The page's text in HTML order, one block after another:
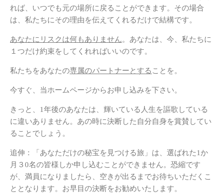
れば、いつでも元の場所に戻ることができます。その場合
は、私たちにその理由を伝えてくれるだけで結構です。
あなたにリスクは何もありません。あなたは、今、私たちに
１つだけ約束をしてくれればいいのです。
私たちをあなたの専属のパートナーとする ことを。
今すぐ、当ホームページからお申し込みを下さい。
きっと、1年後のあなたは、輝いている人生を謳歌している
に違いありません。あの時に決断した自分自身を賞賛してい
ることでしょう。
追伸：「あなただけの秘宝を見つける旅」は、選ばれた1か
月３0名の皆様しか申し込むことができません。恐縮です
が、満員になりましたら、空きが出るまでお待ちいただくこ
ととなります。お早目の決断をお勧めいたします。